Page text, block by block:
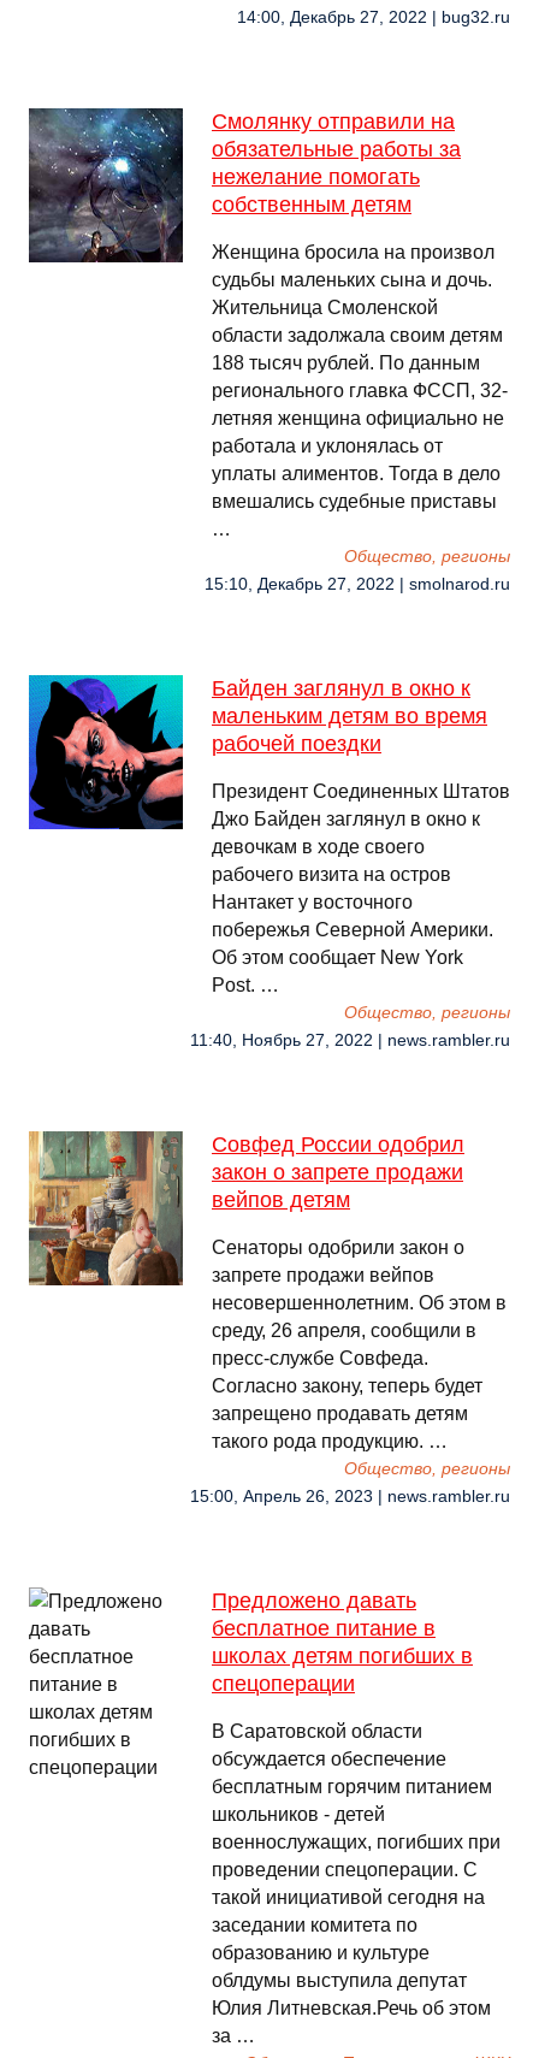
14:00, Декабрь 27, 2022 | bug32.ru
Смолянку отправили на
обязательные работы за
нежелание помогать
собственным детям
Женщина бросила на произвол
судьбы маленьких сына и дочь.
Жительница Смоленской
области задолжала своим детям
188 тысяч рублей. По данным
регионального главка ФССП, 32-
летняя женщина официально не
работала и уклонялась от
уплаты алиментов. Тогда в дело
вмешались судебные приставы
…
Общество, регионы
15:10, Декабрь 27, 2022 | smolnarod.ru
Байден заглянул в окно к
маленьким детям во время
рабочей поездки
Президент Соединенных Штатов
Джо Байден заглянул в окно к
девочкам в ходе своего
рабочего визита на остров
Нантакет у восточного
побережья Северной Америки.
Об этом сообщает New York
Post. …
Общество, регионы
11:40, Ноябрь 27, 2022 | news.rambler.ru
Совфед России одобрил
закон о запрете продажи
вейпов детям
Сенаторы одобрили закон о
запрете продажи вейпов
несовершеннолетним. Об этом в
среду, 26 апреля, сообщили в
пресс-службе Совфеда.
Согласно закону, теперь будет
запрещено продавать детям
такого рода продукцию. …
Общество, регионы
15:00, Апрель 26, 2023 | news.rambler.ru
Предложено давать
бесплатное питание в
школах детям погибших в
спецоперации
В Саратовской области
обсуждается обеспечение
бесплатным горячим питанием
школьников - детей
военнослужащих, погибших при
проведении спецоперации. С
такой инициативой сегодня на
заседании комитета по
образованию и культуре
облдумы выступила депутат
Юлия Литневская.Речь об этом
за …